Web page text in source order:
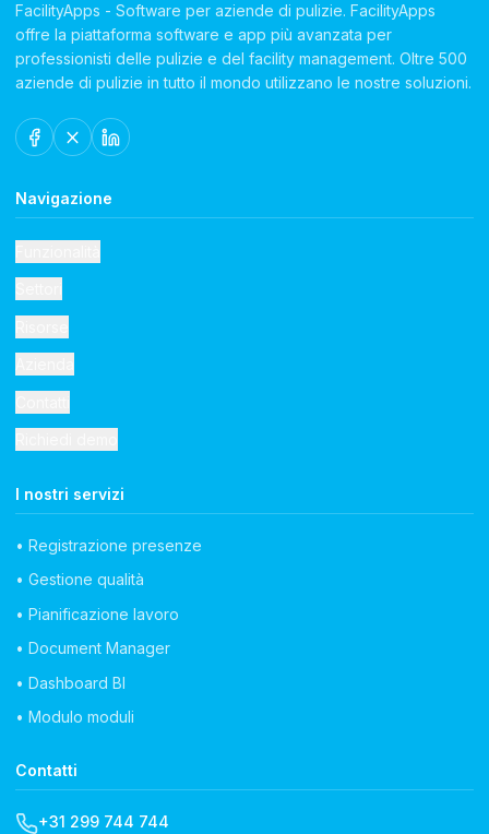
FacilityApps - Software per aziende di pulizie. FacilityApps
offre la piattaforma software e app più avanzata per
professionisti delle pulizie e del facility management. Oltre 500
aziende di pulizie in tutto il mondo utilizzano le nostre soluzioni.
Navigazione
I nostri servizi
• Registrazione presenze
• Gestione qualità
• Pianificazione lavoro
• Document Manager
• Dashboard BI
• Modulo moduli
Contatti
+31 299 744 744